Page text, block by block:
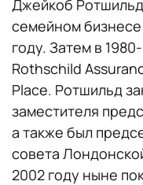
Джейкоб Ротшильд
семейном бизнесе
году. Затем в
Rothschild
Place. Ротшильд
заместителя
а также был
совета
2002 году ныне